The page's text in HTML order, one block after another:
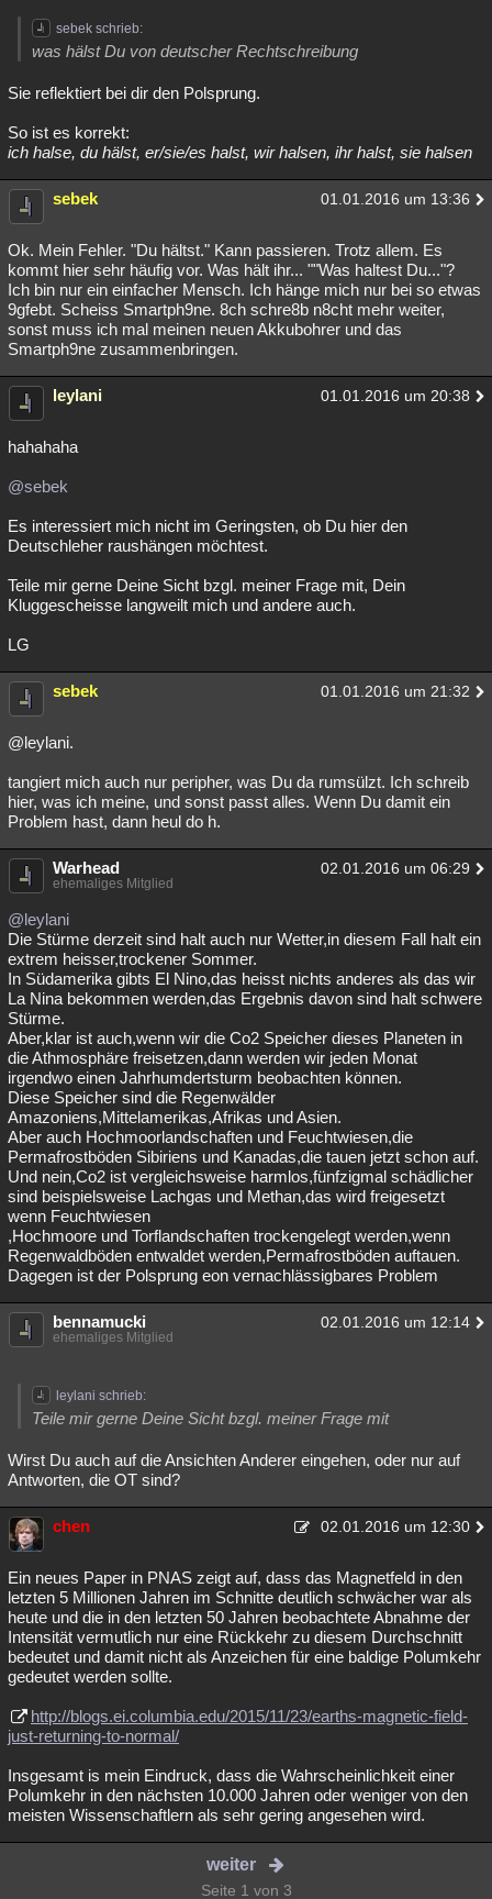
sebek schrieb:
was hälst Du von deutscher Rechtschreibung
Sie reflektiert bei dir den Polsprung.
So ist es korrekt:
ich halse, du hälst, er/sie/es halst, wir halsen, ihr halst, sie halsen
sebek 01.01.2016 um 13:36
Ok. Mein Fehler. "Du hältst." Kann passieren. Trotz allem. Es
kommt hier sehr häufig vor. Was hält ihr... ""Was haltest Du..."?
Ich bin nur ein einfacher Mensch. Ich hänge mich nur bei so etwas
9gfebt. Scheiss Smartph9ne. 8ch schre8b n8cht mehr weiter,
sonst muss ich mal meinen neuen Akkubohrer und das
Smartph9ne zusammenbringen.
leylani 01.01.2016 um 20:38
hahahaha
@sebek
Es interessiert mich nicht im Geringsten, ob Du hier den
Deutschleher raushängen möchtest.
Teile mir gerne Deine Sicht bzgl. meiner Frage mit, Dein
Kluggescheisse langweilt mich und andere auch.
LG
sebek 01.01.2016 um 21:32
@leylani.
tangiert mich auch nur peripher, was Du da rumsülzt. Ich schreib
hier, was ich meine, und sonst passt alles. Wenn Du damit ein
Problem hast, dann heul do h.
Warhead 02.01.2016 um 06:29
ehemaliges Mitglied
@leylani
Die Stürme derzeit sind halt auch nur Wetter,in diesem Fall halt ein
extrem heisser,trockener Sommer.
In Südamerika gibts El Nino,das heisst nichts anderes als das wir
La Nina bekommen werden,das Ergebnis davon sind halt schwere
Stürme.
Aber,klar ist auch,wenn wir die Co2 Speicher dieses Planeten in
die Athmosphäre freisetzen,dann werden wir jeden Monat
irgendwo einen Jahrhumdertsturm beobachten können.
Diese Speicher sind die Regenwälder
Amazoniens,Mittelamerikas,Afrikas und Asien.
Aber auch Hochmoorlandschaften und Feuchtwiesen,die
Permafrostböden Sibiriens und Kanadas,die tauen jetzt schon auf.
Und nein,Co2 ist vergleichsweise harmlos,fünfzigmal schädlicher
sind beispielsweise Lachgas und Methan,das wird freigesetzt
wenn Feuchtwiesen
,Hochmoore und Torflandschaften trockengelegt werden,wenn
Regenwaldböden entwaldet werden,Permafrostböden auftauen.
Dagegen ist der Polsprung eon vernachlässigbares Problem
bennamucki 02.01.2016 um 12:14
ehemaliges Mitglied
leylani schrieb:
Teile mir gerne Deine Sicht bzgl. meiner Frage mit
Wirst Du auch auf die Ansichten Anderer eingehen, oder nur auf
Antworten, die OT sind?
chen 02.01.2016 um 12:30
Ein neues Paper in PNAS zeigt auf, dass das Magnetfeld in den
letzten 5 Millionen Jahren im Schnitte deutlich schwächer war als
heute und die in den letzten 50 Jahren beobachtete Abnahme der
Intensität vermutlich nur eine Rückkehr zu diesem Durchschnitt
bedeutet und damit nicht als Anzeichen für eine baldige Polumkehr
gedeutet werden sollte.
http://blogs.ei.columbia.edu/2015/11/23/earths-magnetic-field-
just-returning-to-normal/
Insgesamt is mein Eindruck, dass die Wahrscheinlichkeit einer
Polumkehr in den nächsten 10.000 Jahren oder weniger von den
meisten Wissenschaftlern als sehr gering angesehen wird.
weiter
Seite 1 von 3